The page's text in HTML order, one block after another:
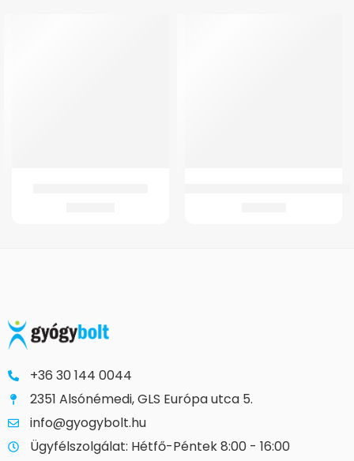
+36 30 144 0044
2351 Alsónémedi, GLS Európa utca 5.
info@gyogybolt.hu
Ügyfélszolgálat: Hétfő-Péntek 8:00 - 16:00